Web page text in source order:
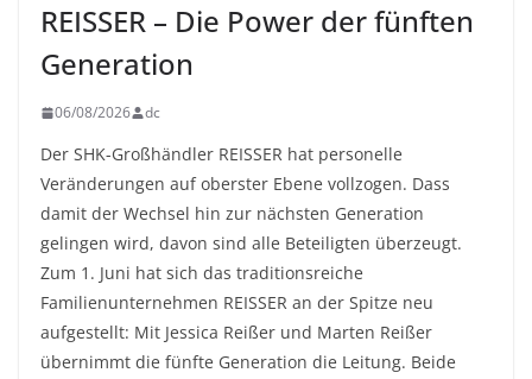
REISSER – Die Power der fünften
Generation
06/08/2026 dc
Der SHK-Großhändler REISSER hat personelle
Veränderungen auf oberster Ebene vollzogen. Dass
damit der Wechsel hin zur nächsten Generation
gelingen wird, davon sind alle Beteiligten überzeugt.
Zum 1. Juni hat sich das traditionsreiche
Familienunternehmen REISSER an der Spitze neu
aufgestellt: Mit Jessica Reißer und Marten Reißer
übernimmt die fünfte Generation die Leitung. Beide